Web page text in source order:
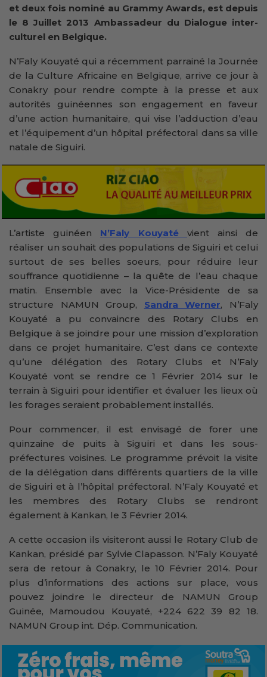
et deux fois nominé au Grammy Awards, est depuis
le 8 Juillet 2013 Ambassadeur du Dialogue inter-
culturel en Belgique.
N’Faly Kouyaté qui a récemment parrainé la Journée
de la Culture Africaine en Belgique, arrive ce jour à
Conakry pour rendre compte à la presse et aux
autorités guinéennes son engagement en faveur
d’une action humanitaire, qui vise l’adduction d’eau
et l’équipement d’un hôpital préfectoral dans sa ville
natale de Siguiri.
L’artiste guinéen N’Faly Kouyaté vient ainsi de
réaliser un souhait des populations de Siguiri et celui
surtout de ses belles soeurs, pour réduire leur
souffrance quotidienne – la quête de l’eau chaque
matin. Ensemble avec la Vice-Présidente de sa
structure NAMUN Group, Sandra Werner, N’Faly
Kouyaté a pu convaincre des Rotary Clubs en
Belgique à se joindre pour une mission d’exploration
dans ce projet humanitaire. C’est dans ce contexte
qu’une délégation des Rotary Clubs et N’Faly
Kouyaté vont se rendre ce 1 Février 2014 sur le
terrain à Siguiri pour identifier et évaluer les lieux où
les forages seraient probablement installés.
Pour commencer, il est envisagé de forer une
quinzaine de puits à Siguiri et dans les sous-
préfectures voisines. Le programme prévoit la visite
de la délégation dans différents quartiers de la ville
de Siguiri et à l’hôpital préfectoral. N’Faly Kouyaté et
les membres des Rotary Clubs se rendront
également à Kankan, le 3 Février 2014.
A cette occasion ils visiteront aussi le Rotary Club de
Kankan, présidé par Sylvie Clapasson. N’Faly Kouyaté
sera de retour à Conakry, le 10 Février 2014. Pour
plus d’informations des actions sur place, vous
pouvez joindre le directeur de NAMUN Group
Guinée, Mamoudou Kouyaté, +224 622 39 82 18.
NAMUN Group int. Dép. Communication.